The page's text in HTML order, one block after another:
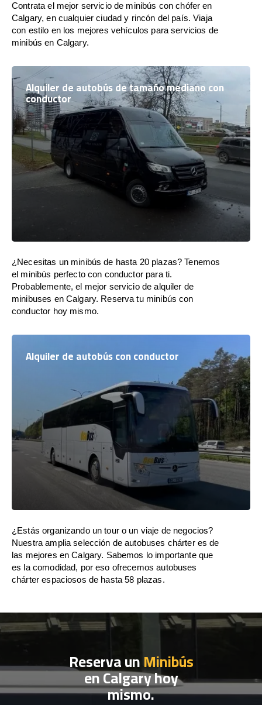
Contrata el mejor servicio de minibús con chófer en
Calgary, en cualquier ciudad y rincón del país. Viaja
con estilo en los mejores vehículos para servicios de
minibús en Calgary.
Alquiler de autobús de tamaño mediano con
conductor
¿Necesitas un minibús de hasta 20 plazas? Tenemos
el minibús perfecto con conductor para ti.
Probablemente, el mejor servicio de alquiler de
minibuses en Calgary. Reserva tu minibús con
conductor hoy mismo.
Alquiler de autobús con conductor
¿Estás organizando un tour o un viaje de negocios?
Nuestra amplia selección de autobuses chárter es de
las mejores en Calgary. Sabemos lo importante que
es la comodidad, por eso ofrecemos autobuses
chárter espaciosos de hasta 58 plazas.
Reserva unMinibús
en Calgary hoy
mismo.